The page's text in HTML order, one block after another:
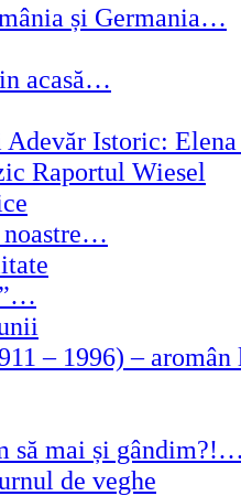
și Germania…
acasă…
Istoric:
Raportul Wiesel
noastre…
– 1996) –
să mai și
de veghe